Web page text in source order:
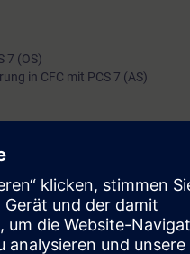
7 (OS)
in CFC mit PCS 7 (AS)
im Daily Business mit
aus vorgelagerten